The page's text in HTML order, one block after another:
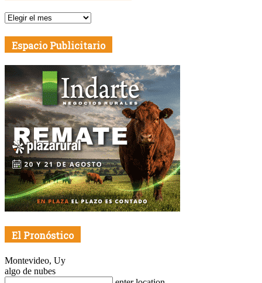
Publicaciones
Fecha
Espacio Publicitario
El Pronóstico
Montevideo, Uy
algo de nubes